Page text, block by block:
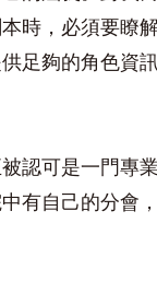
時，必須要瞭
足夠的角色資
認可是一門專
有自己的分會